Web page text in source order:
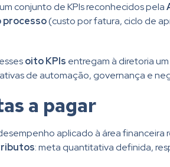
conjunto de KPIs reconhecidos pela
processo(custo por fatura, ciclo de
oito KPIs entregam à diretoria
de automação, governança e
a pagar
aplicado à área
: meta quantitativa definida,